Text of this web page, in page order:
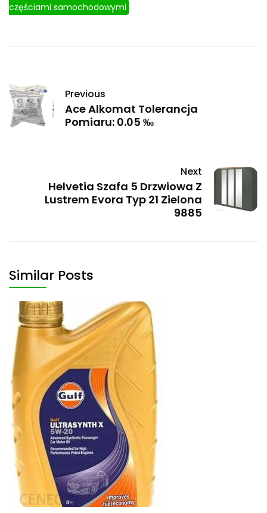
częściami samochodowymi
Previous
Ace Alkomat Tolerancja
Pomiaru: 0.05 ‰
Next
Helvetia Szafa 5 Drzwiowa Z
Lustrem Evora Typ 21 Zielona
9885
Similar Posts